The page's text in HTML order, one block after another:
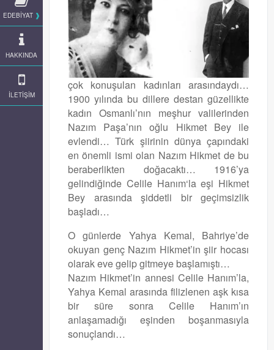
EDEBİYAT
HAKKINDA
İLETİŞİM
çok konuşulan kadınları arasındaydı…
1900 yılında bu dillere destan güzellikte
kadın Osmanlı’nın meşhur valilerinden
Nazım Paşa’nın oğlu Hikmet Bey ile
evlendi… Türk şiirinin dünya çapındaki
en önemli ismi olan Nazım Hikmet de bu
beraberlikten doğacaktı… 1916’ya
gelindiğinde Celile Hanım‘la eşi Hikmet
Bey arasında şiddetli bir geçimsizlik
başladı…
O günlerde Yahya Kemal, Bahriye’de
okuyan genç Nazım Hikmet’in şiir hocası
olarak eve gelip gitmeye başlamıştı…
Nazım Hikmet’in annesi Celile Hanım’la,
Yahya Kemal arasında filizlenen aşk kısa
bir süre sonra Celile Hanım’ın
anlaşamadığı eşinden boşanmasıyla
sonuçlandı…